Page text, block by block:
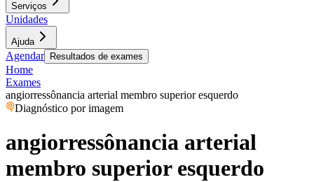
Serviços
Unidades
Ajuda
Agendar Resultados de exames
Home
Exames
angiorressônancia arterial membro superior esquerdo
Diagnóstico por imagem
angiorressônancia arterial
membro superior esquerdo